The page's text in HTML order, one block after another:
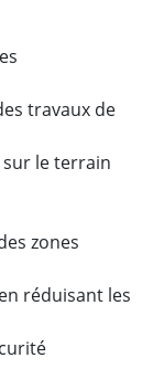
travaux de
le terrain
zones
réduisant les